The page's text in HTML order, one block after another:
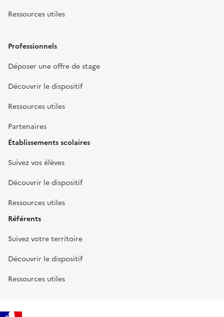
Ressources utiles
Professionnels
Déposer une offre de stage
Découvrir le dispositif
Ressources utiles
Partenaires
Établissements scolaires
Suivez vos élèves
Découvrir le dispositif
Ressources utiles
Référents
Suivez votre territoire
Découvrir le dispositif
Ressources utiles